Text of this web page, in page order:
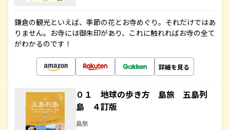
鎌倉の観光といえば、季節の花とお寺めぐり。それだけではあ
りません。お寺には御朱印があり、これに触れればお寺の全て
がわかるのです！
詳細を見る
０１ 地球の歩き方 島旅 五島列
島 ４訂版
島旅